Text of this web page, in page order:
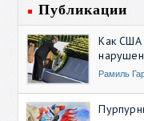
Публикации
Как США
Рамиль